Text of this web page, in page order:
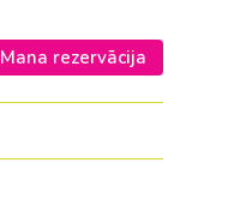
Mana rezervācija